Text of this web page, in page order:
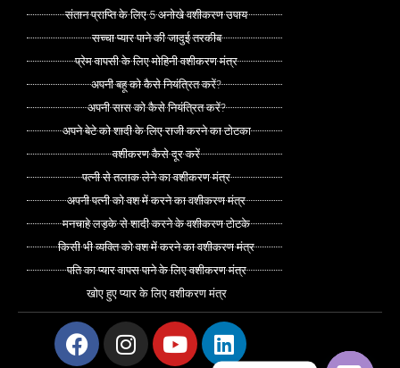
संतान प्राप्ति के लिए 5 अनोखे वशीकरण उपाय
सच्चा प्यार पाने की जादुई तरकीब
प्रेम वापसी के लिए मोहिनी वशीकरण मंत्र
अपनी बहू को कैसे नियंत्रित करें?
अपनी सास को कैसे नियंत्रित करें?
अपने बेटे को शादी के लिए राजी करने का टोटका
वशीकरण कैसे दूर करें
पत्नी से तलाक लेने का वशीकरण मंत्र
अपनी पत्नी को वश में करने का वशीकरण मंत्र
मनचाहे लड़के से शादी करने के वशीकरण टोटके
किसी भी व्यक्ति को वश में करने का वशीकरण मंत्र
पति का प्यार वापस पाने के लिए वशीकरण मंत्र
खोए हुए प्यार के लिए वशीकरण मंत्र
Facebook
Instagram
YoutubeLinkedin